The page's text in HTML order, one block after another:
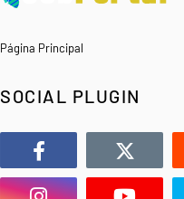
Página Principal
SOCIAL PLUGIN